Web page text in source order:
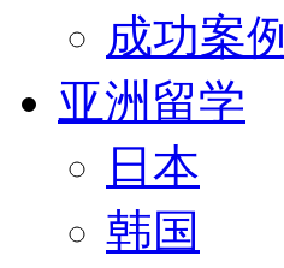
成功案例
亚洲留学
日本
韩国